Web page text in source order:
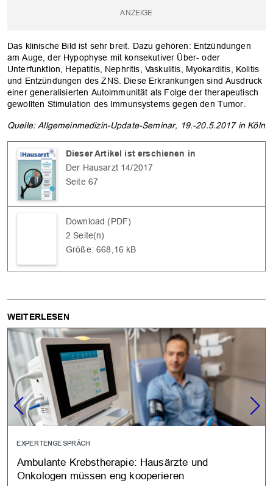
Das klinische Bild ist sehr breit. Dazu gehören: Entzündungen
am Auge, der Hypophyse mit konsekutiver Über- oder
Unterfunktion, Hepatitis, Nephritis, Vaskulitis, Myokarditis, Kolitis
und Entzündungen des ZNS. Diese Erkrankungen sind Ausdruck
einer generalisierten Autoimmunität als Folge der therapeutisch
gewollten Stimulation des Immunsystems gegen den Tumor.
Quelle: Allgemeinmedizin-Update-Seminar, 19.-20.5.2017 in Köln
Dieser Artikel ist erschienen in
Der Hausarzt 14/2017
Seite 67
Download (PDF)
2 Seite(n)
Größe: 668,16 kB
WEITERLESEN
EXPERTENGESPRÄCH
Ambulante Krebstherapie: Hausärzte und
Onkologen müssen eng kooperieren